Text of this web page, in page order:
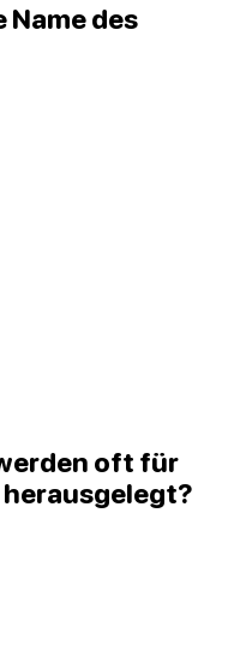
Name des
oft für